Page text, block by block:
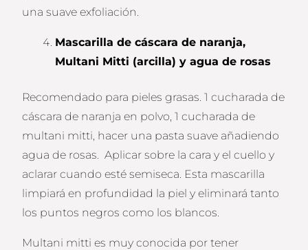
una suave exfoliación.
Mascarilla de cáscara de naranja,
Multani Mitti (arcilla) y agua de rosas
Recomendado para pieles grasas. 1 cucharada de
cáscara de naranja en polvo, 1 cucharada de
multani mitti, hacer una pasta suave añadiendo
agua de rosas. Aplicar sobre la cara y el cuello y
aclarar cuando esté semiseca. Esta mascarilla
limpiará en profundidad la piel y eliminará tanto
los puntos negros como los blancos.
Multani mitti es muy conocida por tener